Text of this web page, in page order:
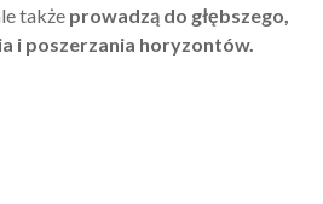
także prowadzą do głębszego,
i poszerzania horyzontów.